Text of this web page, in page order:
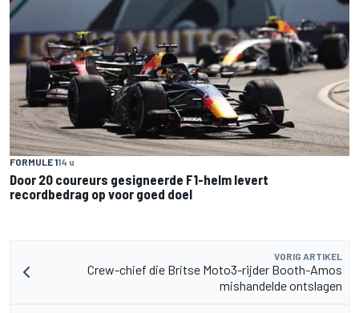
FORMULE 114 u
Door 20 coureurs gesigneerde F1-helm levert
recordbedrag op voor goed doel
VORIG ARTIKEL
Crew-chief die Britse Moto3-rijder Booth-Amos
mishandelde ontslagen